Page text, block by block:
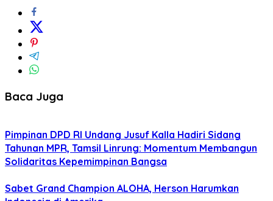
Baca Juga
Pimpinan DPD RI Undang Jusuf Kalla Hadiri Sidang
Tahunan MPR, Tamsil Linrung: Momentum Membangun
Solidaritas Kepemimpinan Bangsa
Sabet Grand Champion ALOHA, Herson Harumkan